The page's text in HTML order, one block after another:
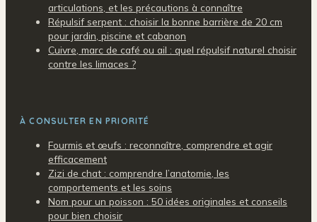
articulations, et les précautions à connaître
Répulsif serpent : choisir la bonne barrière de 20 cm
pour jardin, piscine et cabanon
Cuivre, marc de café ou ail : quel répulsif naturel choisir
contre les limaces ?
À CONSULTER EN PRIORITÉ
Fourmis et œufs : reconnaître, comprendre et agir
efficacement
Zizi de chat : comprendre l’anatomie, les
comportements et les soins
Nom pour un poisson : 50 idées originales et conseils
pour bien choisir